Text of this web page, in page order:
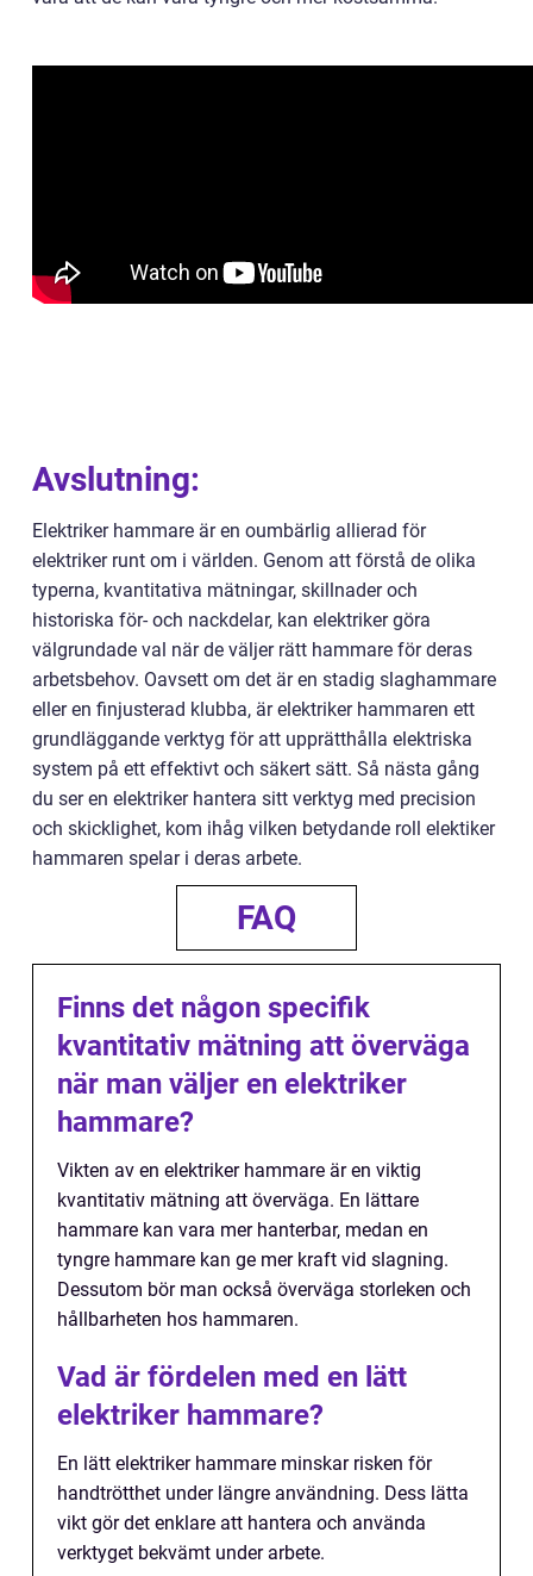
Avslutning:
Elektriker hammare är en oumbärlig allierad för
elektriker runt om i världen. Genom att förstå de olika
typerna, kvantitativa mätningar, skillnader och
historiska för- och nackdelar, kan elektriker göra
välgrundade val när de väljer rätt hammare för deras
arbetsbehov. Oavsett om det är en stadig slaghammare
eller en finjusterad klubba, är elektriker hammaren ett
grundläggande verktyg för att upprätthålla elektriska
system på ett effektivt och säkert sätt. Så nästa gång
du ser en elektriker hantera sitt verktyg med precision
och skicklighet, kom ihåg vilken betydande roll elektiker
hammaren spelar i deras arbete.
FAQ
Finns det någon specifik
kvantitativ mätning att överväga
när man väljer en elektriker
hammare?
Vikten av en elektriker hammare är en viktig
kvantitativ mätning att överväga. En lättare
hammare kan vara mer hanterbar, medan en
tyngre hammare kan ge mer kraft vid slagning.
Dessutom bör man också överväga storleken och
hållbarheten hos hammaren.
Vad är fördelen med en lätt
elektriker hammare?
En lätt elektriker hammare minskar risken för
handtrötthet under längre användning. Dess lätta
vikt gör det enklare att hantera och använda
verktyget bekvämt under arbete.